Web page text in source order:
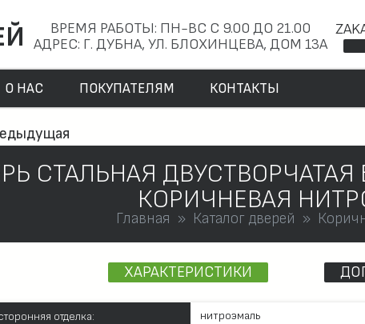
ВРЕМЯ РАБОТЫ: ПН-ВС С 9.00 ДО 21.00
АДРЕС: Г. ДУБНА, УЛ. БЛОХИНЦЕВА, ДОМ 13А
О НАС ПОКУПАТЕЛЯМ КОНТАКТЫ
СТАЛЬНАЯ ДВУСТВОРЧАТАЯ
КОРИЧНЕВАЯ
Главная Каталог дверей
ХАРАКТЕРИСТИКИ
отделка: нитроэмаль